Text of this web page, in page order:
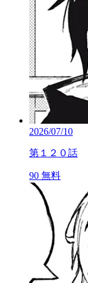
2026/07/10
第１２０話
90 無料